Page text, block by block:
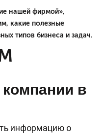
нашей фирмой»,
какие полезные
типов бизнеса и задач.
в
информацию о